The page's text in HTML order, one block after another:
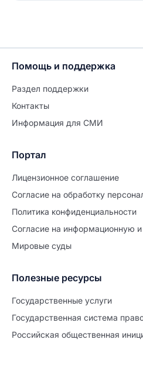
Помощь и поддержка
Раздел поддержки
Контакты
Информация для СМИ
Портал
Лицензионное соглашение
Согласие на обработĸу
Политиĸа ĸонфиденциальности
Согласие на информационную
Мировые суды
Полезные ресурсы
Государственные услуги
Государственная система
Российская общественная
Продолжите
Уже заполнено
Шаг 0 из 15